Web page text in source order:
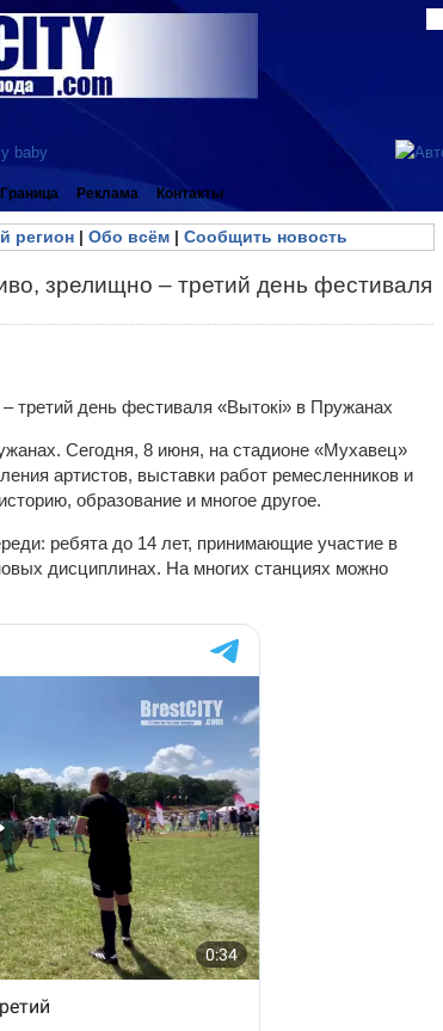
Реклама Контакты
регион| Обо всём| Сообщить новость
зрелищно – третий день фестиваля
Сегодня, 8 июня, на стадионе «Мухавец»
артистов, выставки работ ремесленников и
образование и многое другое.
ребята до 14 лет, принимающие участие в
дисциплинах. На многих станциях можно